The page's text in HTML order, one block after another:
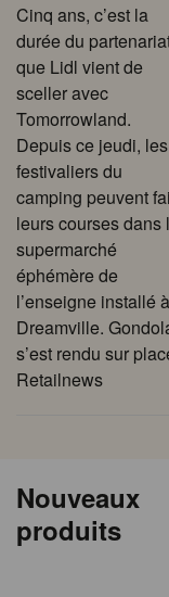
Cinq ans, c’est la
durée du
que Lidl vient de
sceller avec
Tomorrowland.
Depuis ce jeudi, les
festivaliers du
camping peuvent
leurs courses dans
supermarché
éphémère de
l’enseigne installé à
Dreamville.
s’est rendu sur
Retailnews
Nouveaux
produits